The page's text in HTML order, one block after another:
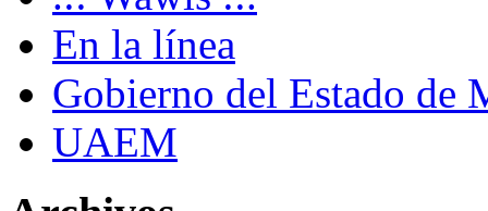
En la línea
Gobierno del Estado de
UAEM